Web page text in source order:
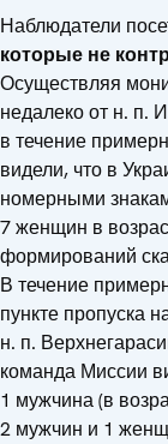
Наблюдатели
которые не
Осуществляя
недалеко от н. п.
в течение
видели, что в
номерными
7 женщин в
формирований
В течение
пункте пропуска
н. п.
команда Миссии
1 мужчина (в
2 мужчин и 1